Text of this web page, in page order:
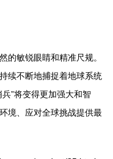
的敏锐眼睛和精准尺规。
续不断地捕捉着地球系统
”将变得更加强大和智
境、应对全球挑战提供最